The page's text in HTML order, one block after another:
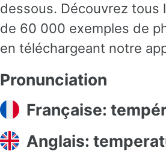
dessous. Découvrez tous
de 60 000 exemples de
en téléchargeant notre
Pronunciation
Française:
Anglais: